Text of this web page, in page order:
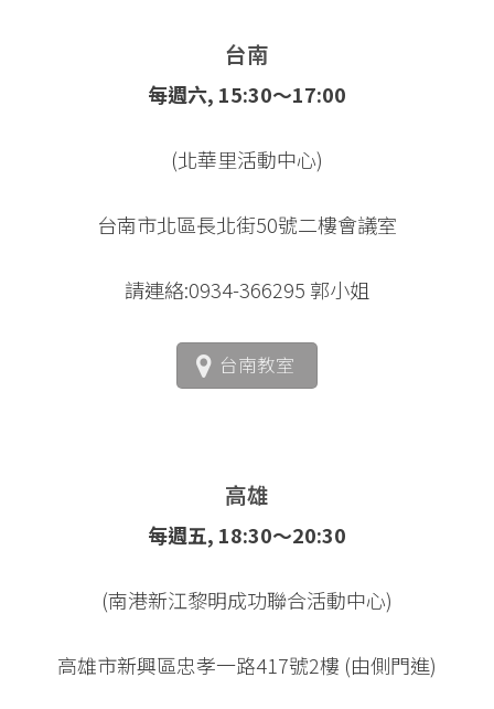
台南
每週六, 15:30～17:00
(北華里活動中心)
台南市北區長北街50號二樓會議室
請連絡:0934-366295 郭小姐
台南教室
高雄
每週五, 18:30～20:30
(南港新江黎明成功聯合活動中心)
高雄市新興區忠孝一路417號2樓 (由側門進)